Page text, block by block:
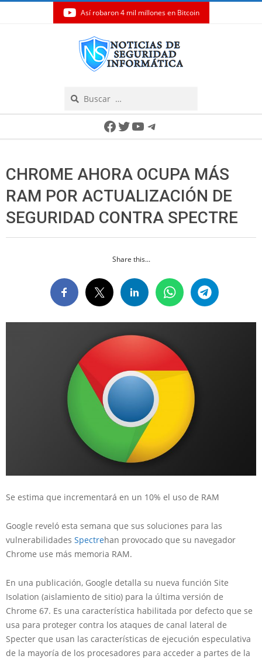
Así robaron 4 mil millones en Bitcoin
Facebook
Twitter
YouTube
Telegram
CHROME AHORA OCUPA MÁS
RAM POR ACTUALIZACIÓN DE
SEGURIDAD CONTRA SPECTRE
Share this...
Se estima que incrementará en un 10% el uso de RAM
Google reveló esta semana que sus soluciones para las
vulnerabilidades Spectrehan provocado que su navegador
Chrome use más memoria RAM.
En una publicación, Google detalla su nueva función Site
Isolation (aislamiento de sitio) para la última versión de
Chrome 67. Es una característica habilitada por defecto que se
usa para proteger contra los ataques de canal lateral de
Specter que usan las características de ejecución especulativa
de la mayoría de los procesadores para acceder a partes de la